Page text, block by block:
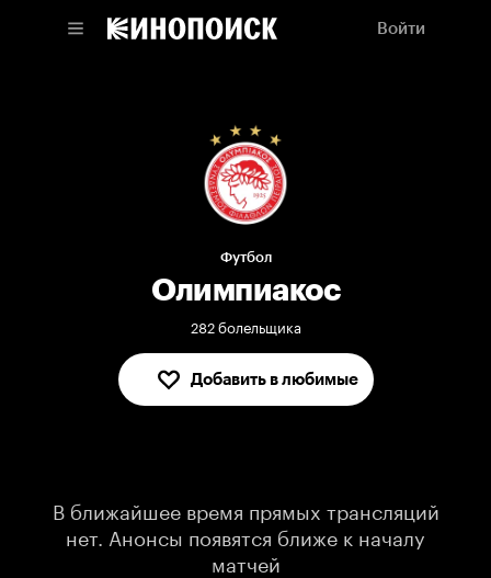
Войти
Футбол
Олимпиакос
282 болельщика
Добавить в любимые
В любимых
В ближайшее время прямых трансляций
нет. Анонсы появятся ближе к началу
матчей